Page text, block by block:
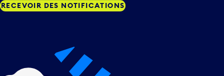
RECEVOIR DES NOTIFICATIONS